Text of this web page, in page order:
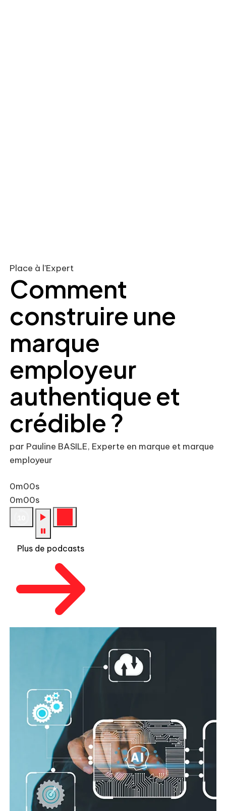
Place à l'Expert
Comment
construire une
marque
employeur
authentique et
crédible ?
par Pauline BASILE, Experte en marque et marque
employeur
0m00s
0m00s
Plus de podcasts